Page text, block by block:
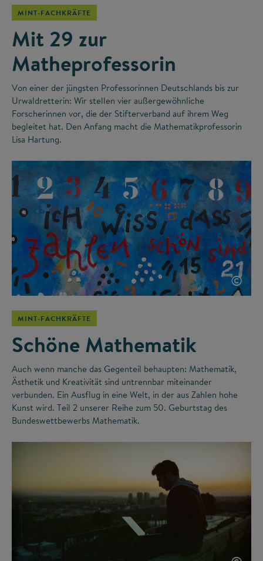
MINT-FACHKRÄFTE
Mit 29 zur
Matheprofessorin
Von einer der jüngsten Professorinnen Deutschlands bis zur
Urwaldretterin: Wir stellen vier außergewöhnliche
Forscherinnen vor, die der Stifterverband auf ihrem Weg
begleitet hat. Den Anfang macht die Mathematikprofessorin
Lisa Hartung.
©
MINT-FACHKRÄFTE
Schöne Mathematik
Auch wenn manche das Gegenteil behaupten: Mathematik,
Ästhetik und Kreativität sind untrennbar miteinander
verbunden. Ein Ausflug in eine Welt, in der aus Zahlen hohe
Kunst wird. Teil 2 unserer Reihe zum 50. Geburtstag des
Bundeswettbewerbs Mathematik.